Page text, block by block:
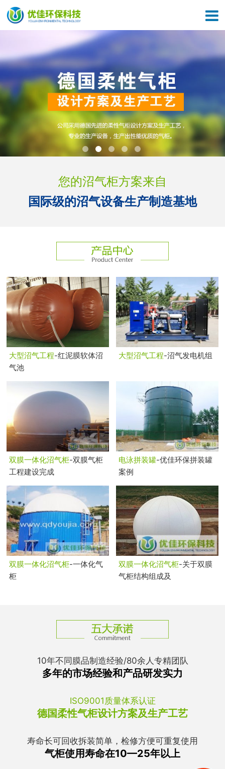
产品中心
施工案例
优佳文化
设备展示
施工现场
资质证书
您的沼气柜方案来自
国际级的沼气设备生产制造基地
大型沼气工程-红泥膜软体沼
气池
大型沼气工程-沼气发电机组
双膜一体化沼气柜-双膜气柜
工程建设完成
电泳拼装罐-优佳环保拼装罐
案例
双膜一体化沼气柜-一体化气
柜
双膜一体化沼气柜-关于双膜
气柜结构组成及
10年不同膜品制造经验/80余人专精团队
多年的市场经验和产品研发实力
ISO9001质量体系认证
德国柔性气柜设计方案及生产工艺
寿命长可回收拆装简单，检修方便可重复使用
气柜使用寿命在10—25年以上